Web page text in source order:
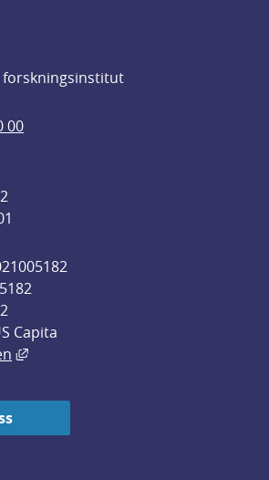
forskningsinstitut
00
Capita
Länk till annan webbplats, öppnas